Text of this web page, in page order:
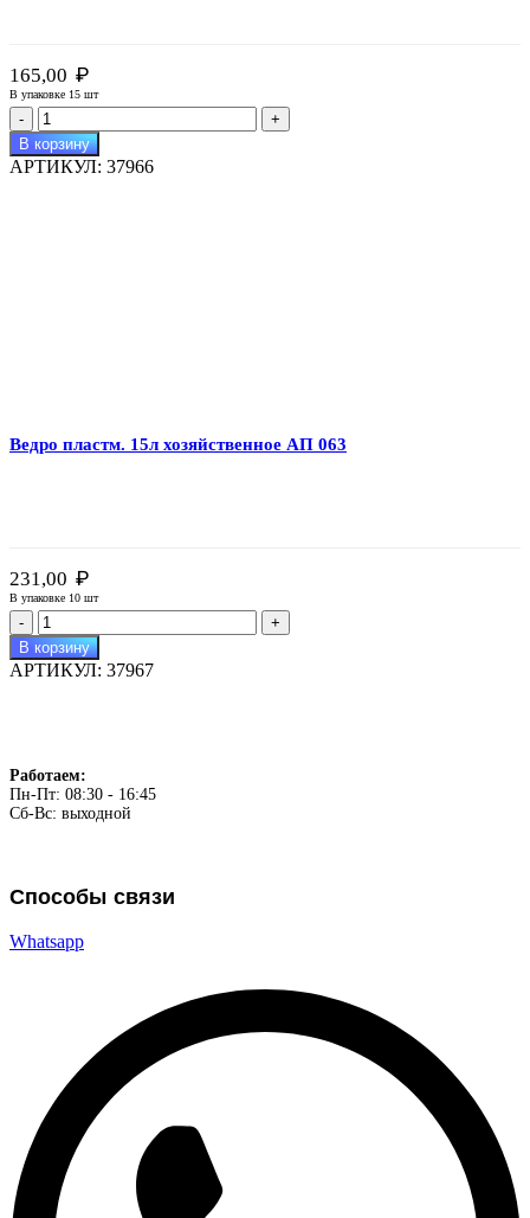
165,00 ₽
В упаковке 15 шт
Количество
товара
Ведро
пластм.
В корзину
АРТИКУЛ: 37966
Ведро пластм. 15л хозяйственное АП 063
231,00 ₽
В упаковке 10 шт
Количество
товара
Ведро
пластм.
063
В корзину
АРТИКУЛ: 37967
Работаем:
Пн-Пт: 08:30 - 16:45
Сб-Вс: выходной
Способы связи
Whatsapp